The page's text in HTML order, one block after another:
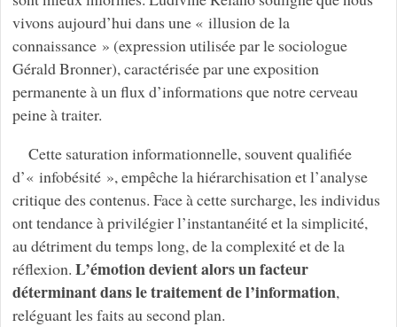
vivons aujourd’hui dans une « illusion de la
connaissance » (expression utilisée par le sociologue
Gérald Bronner), caractérisée par une exposition
permanente à un flux d’informations que notre cerveau
peine à traiter.
Cette saturation informationnelle, souvent qualifiée
d’« infobésité », empêche la hiérarchisation et l’analyse
critique des contenus. Face à cette surcharge, les individus
ont tendance à privilégier l’instantanéité et la simplicité,
au détriment du temps long, de la complexité et de la
réflexion. L’émotion devient alors un facteur
déterminant dans le traitement de l’information,
reléguant les faits au second plan.